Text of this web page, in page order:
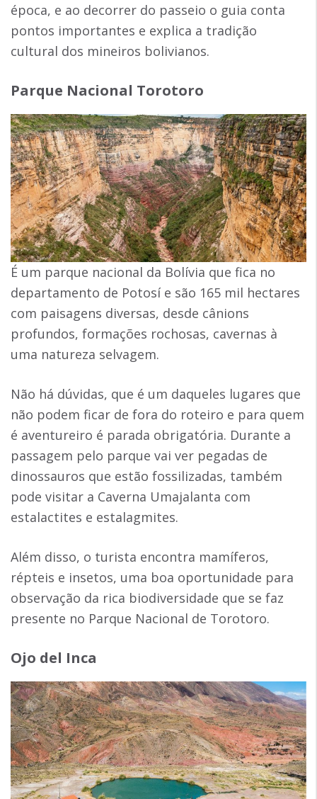
época, e ao decorrer do passeio o guia conta
pontos importantes e explica a tradição
cultural dos mineiros bolivianos.
Parque Nacional Torotoro
É um parque nacional da Bolívia que fica no
departamento de Potosí e são 165 mil hectares
com paisagens diversas, desde cânions
profundos, formações rochosas, cavernas à
uma natureza selvagem.
Não há dúvidas, que é um daqueles lugares que
não podem ficar de fora do roteiro e para quem
é aventureiro é parada obrigatória. Durante a
passagem pelo parque vai ver pegadas de
dinossauros que estão fossilizadas, também
pode visitar a Caverna Umajalanta com
estalactites e estalagmites.
Além disso, o turista encontra mamíferos,
répteis e insetos, uma boa oportunidade para
observação da rica biodiversidade que se faz
presente no Parque Nacional de Torotoro.
Ojo del Inca